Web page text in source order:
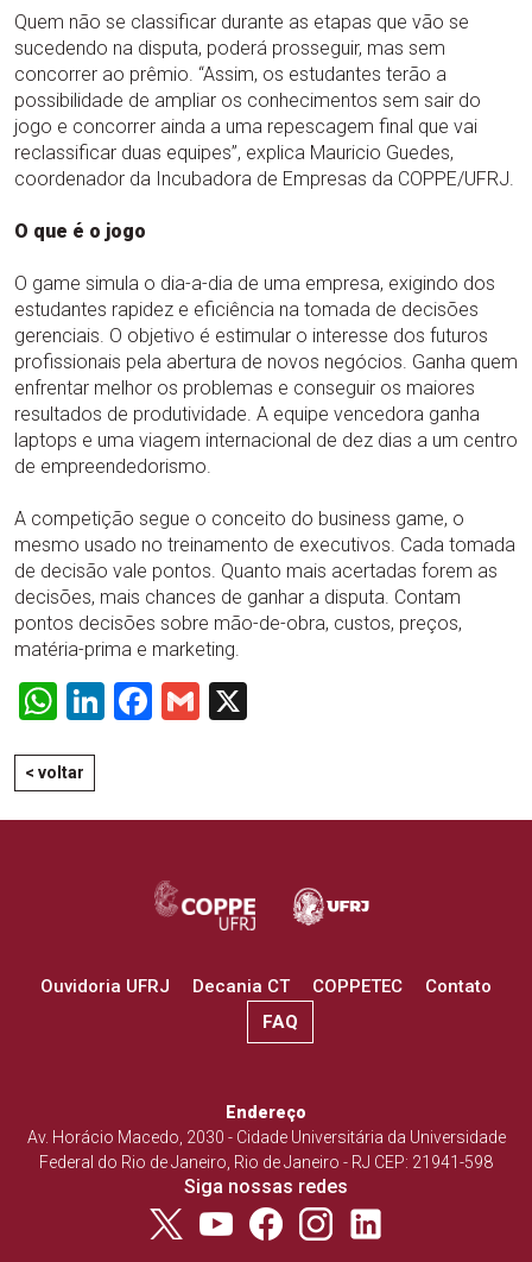
Quem não se classificar durante as etapas que vão se
sucedendo na disputa, poderá prosseguir, mas sem
concorrer ao prêmio. “Assim, os estudantes terão a
possibilidade de ampliar os conhecimentos sem sair do
jogo e concorrer ainda a uma repescagem final que vai
reclassificar duas equipes”, explica Mauricio Guedes,
coordenador da Incubadora de Empresas da COPPE/UFRJ.
O que é o jogo
O game simula o dia-a-dia de uma empresa, exigindo dos
estudantes rapidez e eficiência na tomada de decisões
gerenciais. O objetivo é estimular o interesse dos futuros
profissionais pela abertura de novos negócios. Ganha quem
enfrentar melhor os problemas e conseguir os maiores
resultados de produtividade. A equipe vencedora ganha
laptops e uma viagem internacional de dez dias a um centro
de empreendedorismo.
A competição segue o conceito do business game, o
mesmo usado no treinamento de executivos. Cada tomada
de decisão vale pontos. Quanto mais acertadas forem as
decisões, mais chances de ganhar a disputa. Contam
pontos decisões sobre mão-de-obra, custos, preços,
matéria-prima e marketing.
WhatsApp
LinkedIn
Facebook
Gmail
< voltar
Ouvidoria UFRJ Decania CT COPPETEC
Contato
FAQ
Endereço
Av. Horácio Macedo, 2030 - Cidade Universitária da Universidade
Federal do Rio de Janeiro, Rio de Janeiro - RJ CEP: 21941-598
Siga nossas redes